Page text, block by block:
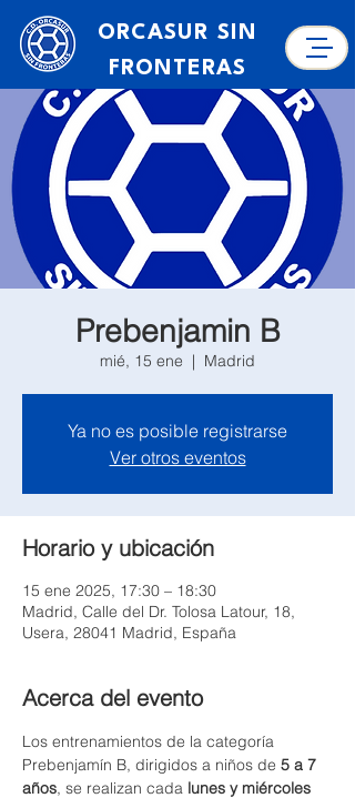
ORCASUR SIN
FRONTERAS
Prebenjamin B
mié, 15 ene
  |
Madrid
Ya no es posible registrarse
Ver otros eventos
Horario y ubicación
15 ene 2025, 17:30 – 18:30
Madrid, Calle del Dr. Tolosa Latour, 18,
Usera, 28041 Madrid, España
Acerca del evento
Los entrenamientos de la categoría
Prebenjamín B, dirigidos a niños de 5 a 7
años, se realizan cada lunes y miércoles